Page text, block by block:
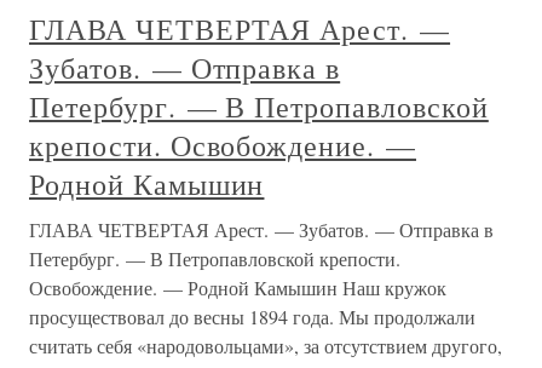
ГЛАВА ЧЕТВЕРТАЯ Арест. —
Зубатов. — Отправка в
Петербург. — В Петропавловской
крепости. Освобождение. —
Родной Камышин
ГЛАВА ЧЕТВЕРТАЯ Арест. — Зубатов. — Отправка в
Петербург. — В Петропавловской крепости.
Освобождение. — Родной Камышин Наш кружок
просуществовал до весны 1894 года. Мы продолжали
считать себя «народовольцами», за отсутствием другого,